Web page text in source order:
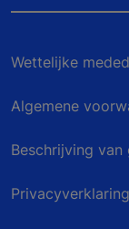
Wettelijke
Algemene
Beschrijving van
Privacyverklaring